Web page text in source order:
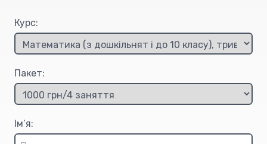
Курс:
Пакет:
Ім’я: